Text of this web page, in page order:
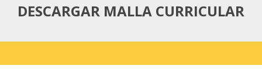
Centro de Simulación Clínica con
tecnología y escenarios simulados de alto
DESCARGAR MALLA CURRICULAR